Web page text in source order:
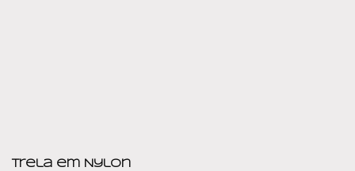
Trela em Nylon